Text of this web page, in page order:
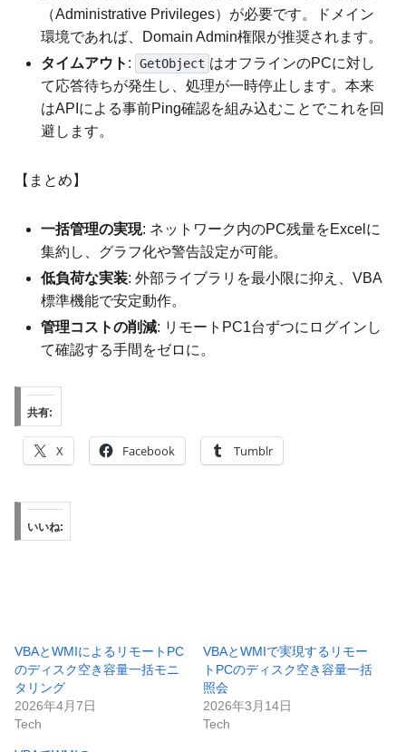
（Administrative Privileges）が必要です。ドメイン
環境であれば、Domain Admin権限が推奨されます。
タイムアウト : GetObject はオフラインのPCに対し
て応答待ちが発生し、処理が一時停止します。本来
はAPIによる事前Ping確認を組み込むことでこれを回
避します。
【まとめ】
一括管理の実現: ネットワーク内のPC残量をExcelに
集約し、グラフ化や警告設定が可能。
低負荷な実装: 外部ライブラリを最小限に抑え、VBA
標準機能で安定動作。
管理コストの削減: リモートPC1台ずつにログインし
て確認する手間をゼロに。
共有:
X Facebook Tumblr
いいね:
VBAとWMIによるリモートPC
のディスク空き容量一括モニ
タリング
2026年4月7日
Tech
VBAとWMIで実現するリモー
トPCのディスク空き容量一括
照会
2026年3月14日
Tech